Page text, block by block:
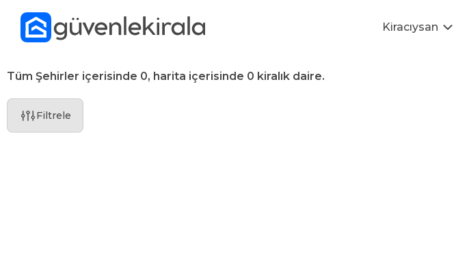
Kiracıysan
Tüm Şehirler içerisinde 0, harita içerisinde 0 kiralık daire.
Filtrele